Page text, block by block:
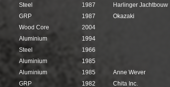
Steel 1987
Harlinger Jachtbouw
GRP 1987
Okazaki
Wood Core
2004
Aluminium
1994
Steel
1966
Aluminium
1985
Aluminium 1985
Anne Wever
GRP 1982
Chita Inc.